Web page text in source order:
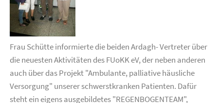
Frau Schütte informierte die beiden Ardagh- Vertreter über
die neuesten Aktivitäten des FUoKK eV, der neben anderen
auch über das Projekt "Ambulante, palliative häusliche
Versorgung" unserer schwerstkranken Patienten. Dafür
steht ein eigens ausgebildetes "REGENBOGENTEAM",